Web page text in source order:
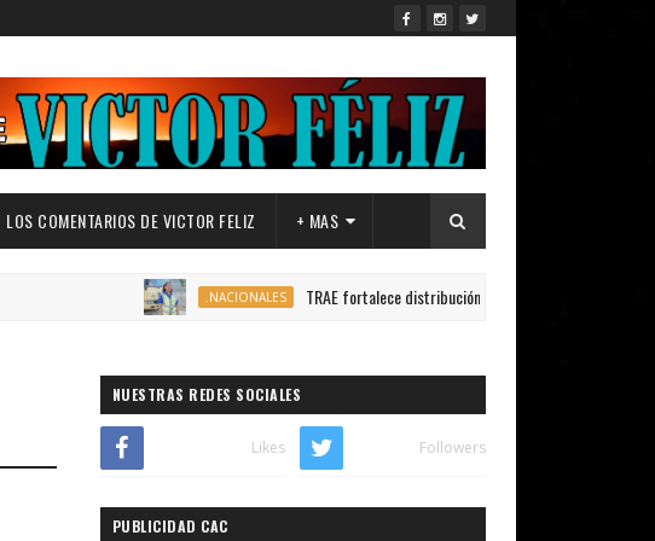
LOS COMENTARIOS DE VICTOR FELIZ + MAS
.NACIONALES TRAE fortalece distribución de autobuses en todo el país para
NUESTRAS REDES SOCIALES
Likes Followers
PUBLICIDAD CAC